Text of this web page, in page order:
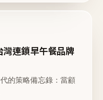
連鎖早午餐品牌
的策略備忘錄：當顧